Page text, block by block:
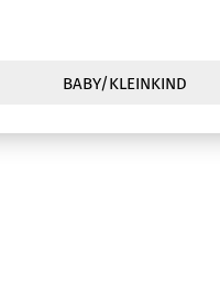
BABY/KLEINKIND